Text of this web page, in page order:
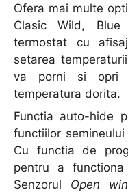
Ofera mai multe
Clasic Wild,
termostat cu
setarea
va porni si opri
temperatura dorita.
Functia auto-hide
functiilor
Cu functia de
pentru a
Senzorul Open